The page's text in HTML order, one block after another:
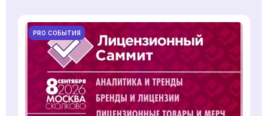
PRO СОБЫТИЯ